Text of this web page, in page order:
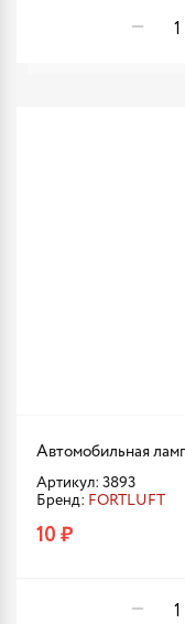
Автомобильная
Артикул: 3893
Бренд: FORTLUFT
10 ₽